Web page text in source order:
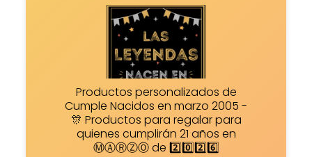
Productos personalizados de
Cumple Nacidos en marzo 2005 -
🎊 Productos para regalar para
quienes cumplirán 21 años en
ⓂⒶⓇⓏⓄ de 2️⃣0️⃣2️⃣6️⃣